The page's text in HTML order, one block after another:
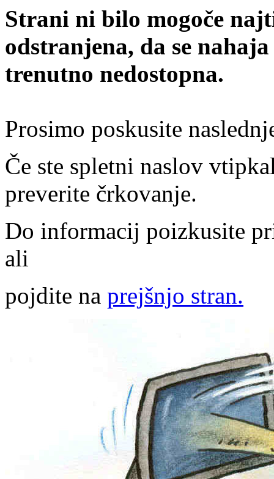
Strani ni bilo mogoče
odstranjena, da se
trenutno nedostopna.
Prosimo poskusite
Če ste spletni naslov
preverite črkovanje.
Do informacij poizkusite
ali
pojdite na prejšnjo stran.